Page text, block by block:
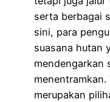
serta berbagai
sini, para
suasana hutan
mendengarkan
menentramkan.
merupakan